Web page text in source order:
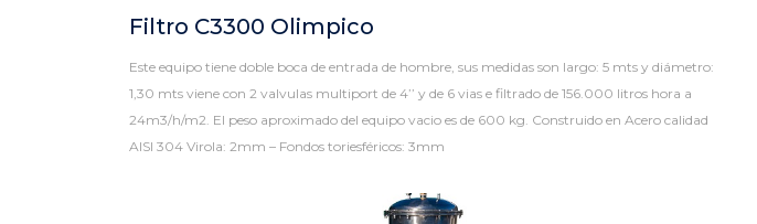
Filtro C3300 Olimpico
Este equipo tiene doble boca de entrada de hombre, sus medidas son largo: 5 mts y diámetro:
1,30 mts viene con 2 valvulas multiport de 4’’ y de 6 vias e filtrado de 156.000 litros hora a
24m3/h/m2. El peso aproximado del equipo vacio es de 600 kg. Construido en Acero calidad
AISI 304 Virola: 2mm – Fondos toriesféricos: 3mm